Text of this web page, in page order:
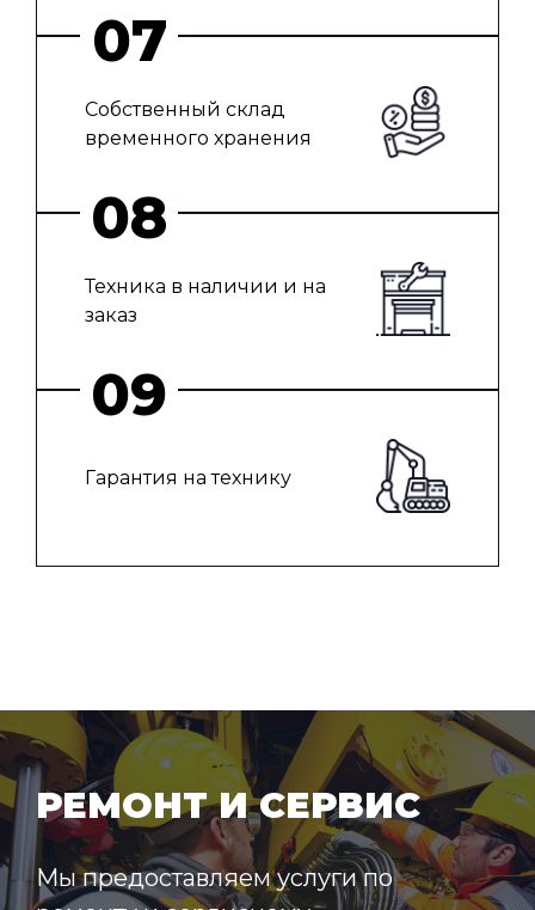
Собственный склад
временного хранения
Техника в наличии и на
заказ
Гарантия на технику
РЕМОНТ И СЕРВИС
Мы предоставляем услуги по